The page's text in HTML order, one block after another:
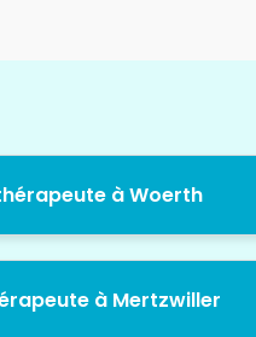
à Woerth
à Mertzwiller